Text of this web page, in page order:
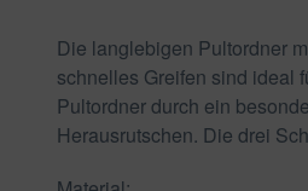
Die langlebigen Pultordner
schnelles Greifen sind ideal
Pultordner durch ein
Herausrutschen. Die drei